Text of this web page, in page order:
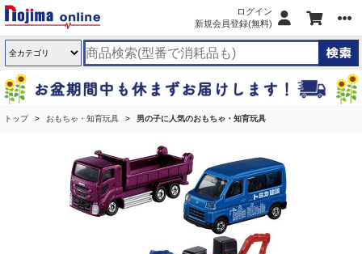
ログイン
新規会員登録(無料)
トップ おもちゃ・知育玩具 男の子に人気のおもちゃ・知育玩具